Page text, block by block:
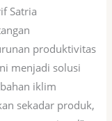
Satria
produktivitas
menjadi solusi
iklim
sekadar produk,